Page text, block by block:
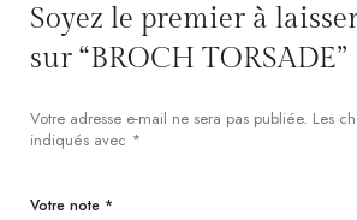
Soyez le premier à
sur “BROCH TORSADE”
Votre adresse e-mail ne sera pas publiée. Les
indiqués avec *
Votre note *